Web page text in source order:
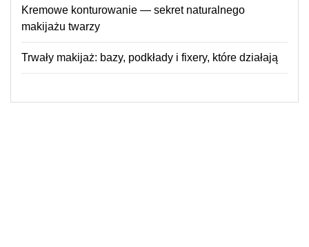
Kremowe konturowanie — sekret naturalnego
makijażu twarzy
Trwały makijaż: bazy, podkłady i fixery, które działają